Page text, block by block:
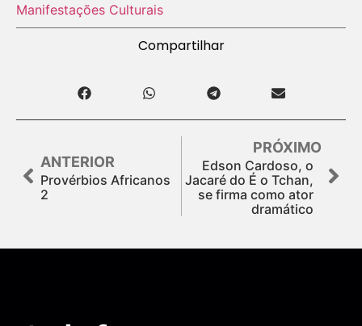
Manifestações Culturais
Compartilhar
ANTERIOR
Provérbios Africanos
2
PRÓXIMO
Edson Cardoso, o
Jacaré do É o Tchan,
se firma como ator
dramático